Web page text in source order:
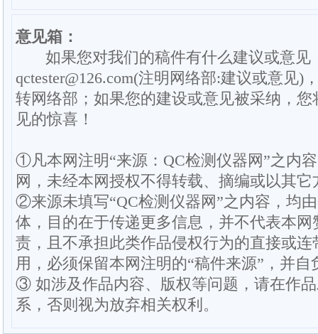
意见箱：
如果您对我们的稿件有什么建议或意见
qctester@126.com(注明网络部:建议或意见)
转网络部；如果您的建设或意见被采纳，
见的惊喜！
①凡本网注明“来源：QC检测仪器网”之内
网，未经本网授权不得转载、摘编或以其它
②来源未填写“QC检测仪器网”之内容，均
体，目的在于传递更多信息，并不代表本
责，且不承担此类作品侵权行为的直接或
用，必须保留本网注明的“稿件来源”，并
③ 如涉及作品内容、版权等问题，请在作
系，否则视为放弃相关权利。